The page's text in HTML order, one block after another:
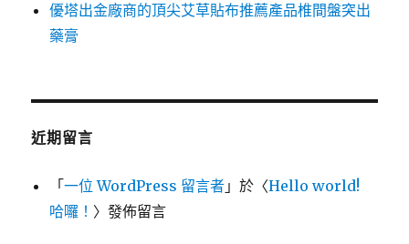
優塔出金廠商的頂尖艾草貼布推薦產品椎間盤突出
藥膏
近期留言
「一位 WordPress 留言者 」於〈Hello world!
哈囉！ 〉發佈留言